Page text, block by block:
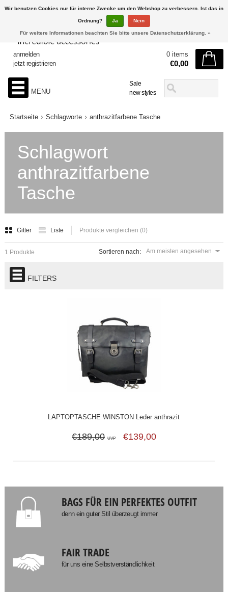
Sale
new styles
anmelden
jetzt registrieren
0 items
€0,00
MENU
Startseite Schlagworte anthrazitfarbene Tasche
Schlagwort
anthrazitfarbene
Tasche
Gitter Liste Produkte vergleichen (0)
Sortieren nach: Am meisten angesehen
1 Produkte
FILTERS
LAPTOPTASCHE WINSTON Leder anthrazit
€189,00 UVP €139,00
BAGS FÜR EIN PERFEKTES OUTFIT
denn ein guter Stil überzeugt immer
FAIR TRADE
für uns eine Selbstverständlichkeit
Wir benutzen Cookies nur für interne Zwecke um den Webshop zu verbessern. Ist das in
Ordnung? Ja Nein
Für weitere Informationen beachten Sie bitte unsere Datenschutzerklärung. »